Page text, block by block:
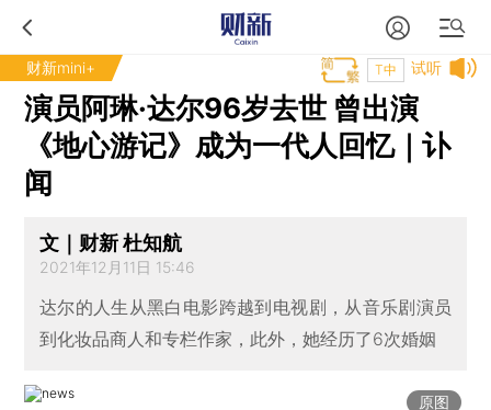
财新mini+ 试听
T中
演员阿琳·达尔96岁去世 曾出演
《地心游记》成为一代人回忆｜讣
闻
文｜财新 杜知航
2021年12月11日 15:46
达尔的人生从黑白电影跨越到电视剧，从音乐剧演员
到化妆品商人和专栏作家，此外，她经历了6次婚姻
原图